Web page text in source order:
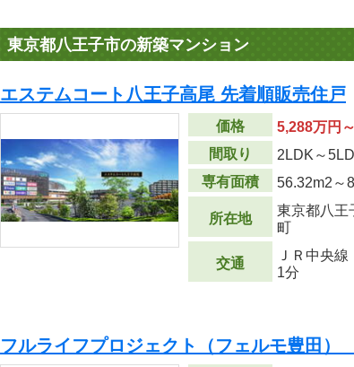
東京都八王子市の新築マンション
エステムコート八王子高尾 先着順販売住戸
価格
5,288万円
間取り
2LDK～
専有面積
56.32m2 ～
所在地
東京都八王
町
交通
ＪＲ中央
1分
フルライフプロジェクト（フェルモ豊田